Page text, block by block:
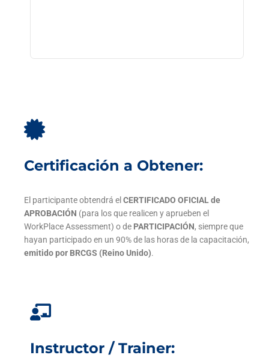
Certificación a Obtener:
El participante obtendrá el CERTIFICADO OFICIAL de
APROBACIÓN (para los que realicen y aprueben el
WorkPlace Assessment) o de PARTICIPACIÓN, siempre que
hayan participado en un 90% de las horas de la capacitación,
emitido por BRCGS (Reino Unido).
Instructor / Trainer: